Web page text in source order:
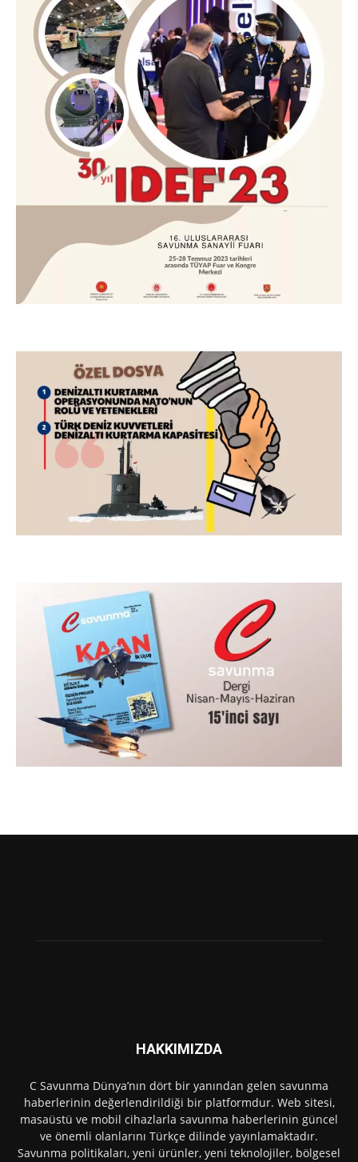
HAKKIMIZDA
C Savunma Dünya’nın dört bir yanından gelen savunma
haberlerinin değerlendirildiği bir platformdur. Web sitesi,
masaüstü ve mobil cihazlarla savunma haberlerinin güncel
ve önemli olanlarını Türkçe dilinde yayınlamaktadır.
Savunma politikaları, yeni ürünler, yeni teknolojiler, bölgesel